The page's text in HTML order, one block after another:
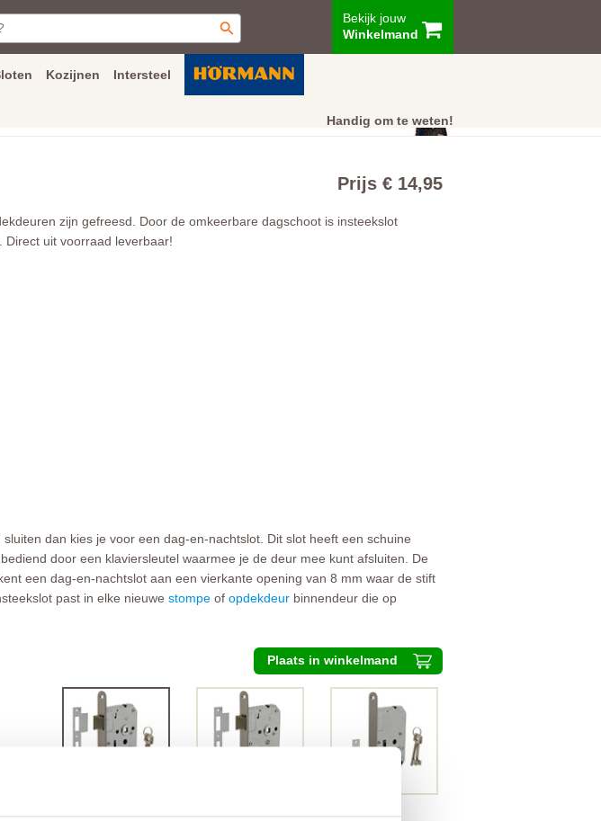
Bekijk jouw
Winkelmand
Kozijnen Intersteel
Handig om te weten!
Klantenservice
Prijs € 14,95
zijn gefreesd. Door de omkeerbare dagschoot is insteekslot
uit voorraad leverbaar!
dan kies je voor een dag-en-nachtslot. Dit slot heeft een schuine
door een klaviersleutel waarmee je de deur mee kunt afsluiten. De
een dag-en-nachtslot aan een vierkante opening van 8 mm waar de stift
past in elke nieuwe stompe of opdekdeur binnendeur die op
Plaats in winkelmand